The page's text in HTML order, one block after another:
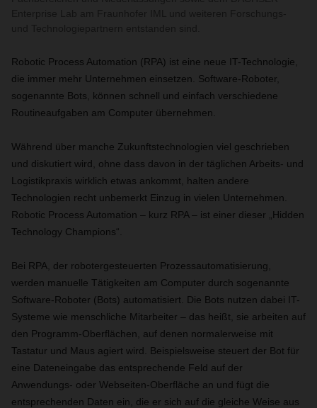
Robotic Process Automation (RPA) ist eine neue IT-Technologie,
die immer mehr Unternehmen einsetzen. Software-Roboter,
sogenannte Bots, können schnell und einfach verschiedene
Routineaufgaben am Computer übernehmen.
Während über manche Zukunftstechnologien viel geschrieben
und diskutiert wird, ohne dass davon in der täglichen Arbeits- und
Logistikpraxis wirklich etwas ankommt, halten andere
Technologien recht unbemerkt Einzug in vielen Unternehmen.
Robotic Process Automation – kurz RPA – ist einer dieser „Hidden
Technology Champions“.
Bei RPA, der robotergesteuerten Prozessautomatisierung,
werden manuelle Tätigkeiten am Computer durch sogenannte
Software-Roboter (Bots) automatisiert. Die Bots nutzen dabei IT-
Systeme wie menschliche Mitarbeiter – das heißt, sie arbeiten auf
den Programm-Oberflächen, auf denen normalerweise mit
Tastatur und Maus agiert wird. Beispielsweise steuert der Bot für
eine Dateneingabe das entsprechende Feld auf der
Anwendungs- oder Webseiten-Oberfläche an und fügt die
entsprechenden Daten ein, die er sich auf die gleiche Weise aus